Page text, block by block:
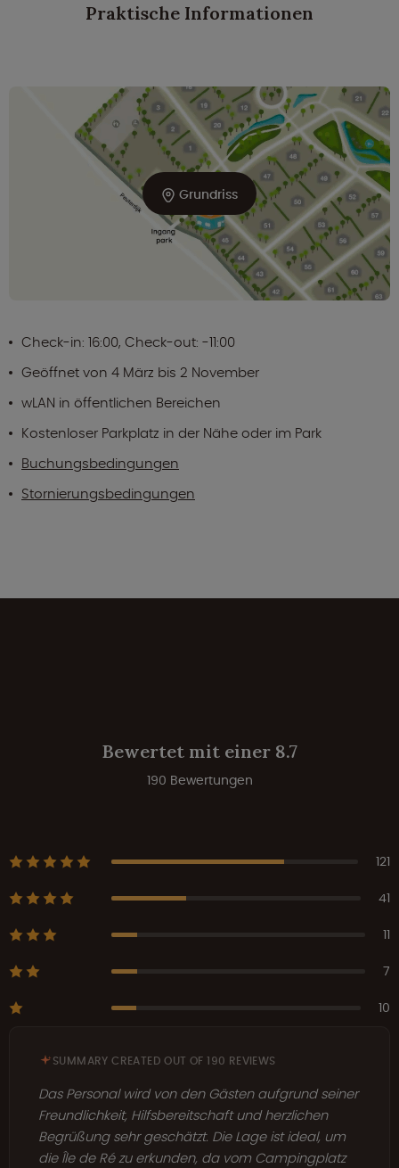
Praktische Informationen
Grundriss
Check-in: 16:00, Check-out: -11:00
Geöffnet von 4 März bis 2 November
wLAN in öffentlichen Bereichen
Kostenloser Parkplatz in der Nähe oder im Park
Buchungsbedingungen
Stornierungsbedingungen
Bewertet mit einer 8.7
190 Bewertungen
121
41
11
7
10
SUMMARY CREATED OUT OF 190 REVIEWS
Das Personal wird von den Gästen aufgrund seiner
Freundlichkeit, Hilfsbereitschaft und herzlichen
Begrüßung sehr geschätzt. Die Lage ist ideal, um
die Île de Ré zu erkunden, da vom Campingplatz